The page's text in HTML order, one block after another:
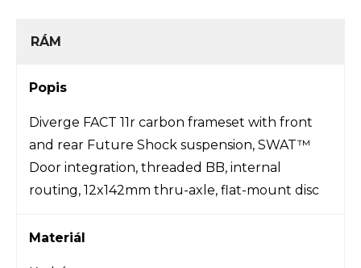
RÁM
Popis
Diverge FACT 11r carbon frameset with front
and rear Future Shock suspension, SWAT™
Door integration, threaded BB, internal
routing, 12x142mm thru-axle, flat-mount disc
Materiál